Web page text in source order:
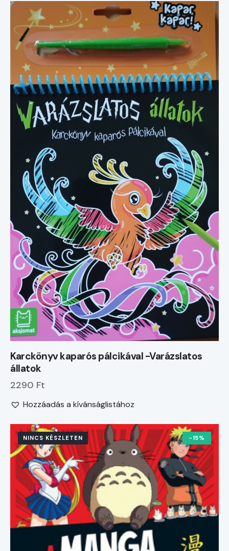
Karckönyv kaparós pálcikával -Varázslatos
állatok
2290 Ft
Hozzáadás a kívánságlistához
NINCS KÉSZLETEN -15%